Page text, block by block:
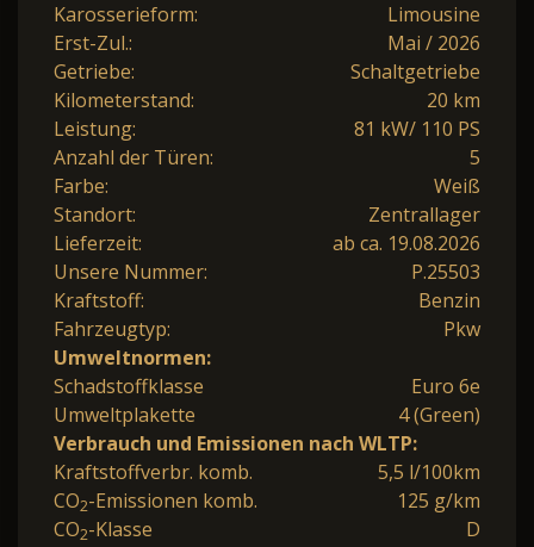
Karosserieform:
Limousine
Erst-Zul.:
Mai / 2026
Getriebe:
Schaltgetriebe
Kilometerstand:
20 km
Leistung:
81 kW/ 110 PS
Anzahl der Türen:
5
Farbe:
Weiß
Standort:
Zentrallager
Lieferzeit:
ab ca. 19.08.2026
Unsere Nummer:
P.25503
Kraftstoff:
Benzin
Fahrzeugtyp:
Pkw
Umweltnormen:
Schadstoffklasse
Euro 6e
Umweltplakette
4 (Green)
Verbrauch und Emissionen nach WLTP:
Kraftstoffverbr. komb.
5,5 l/100km
CO2-Emissionen komb.
125 g/km
CO2-Klasse D